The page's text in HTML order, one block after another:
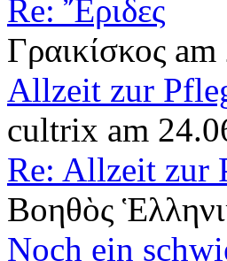
Re: Ἔριδες
Γραικίσκος
Allzeit zur
cultrix am
Re: Allzeit zur
Βοηθὸς
Noch ein